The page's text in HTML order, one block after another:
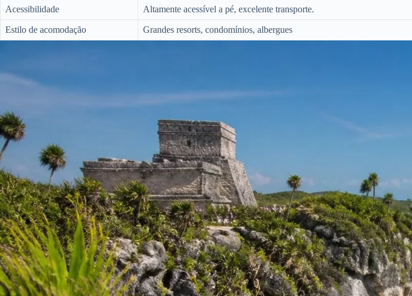
Acessibilidade Altamente acessível a pé, excelente transporte.
Estilo de acomodação Grandes resorts, condomínios, albergues